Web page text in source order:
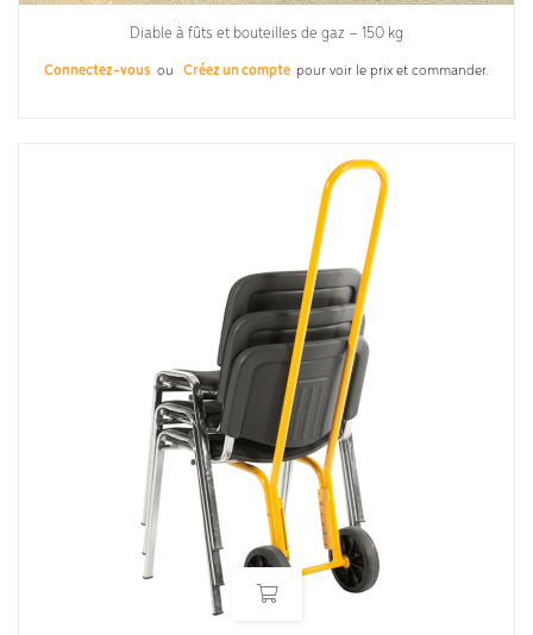
Diable à fûts et bouteilles de gaz – 150 kg
Connectez-vous ou Créez un compte pour voir le prix et commander.